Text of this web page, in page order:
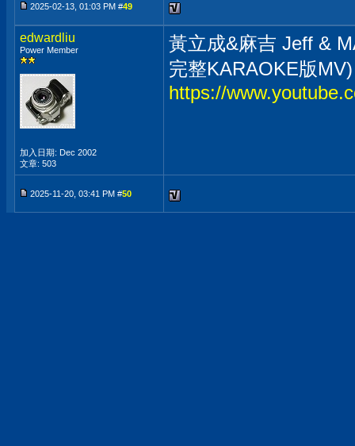
2025-02-13, 01:03 PM #49
edwardliu
Power Member
加入日期: Dec 2002
文章: 503
黃立成&麻吉 Jeff &
完整KARAOKE版MV)
https://
2025-11-20, 03:41 PM #50